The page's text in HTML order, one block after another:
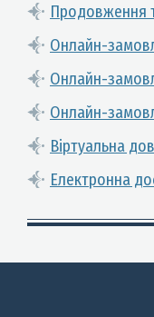
Продовження
Онлайн-
Онлайн-
Онлайн-
Віртуальна
Електронна